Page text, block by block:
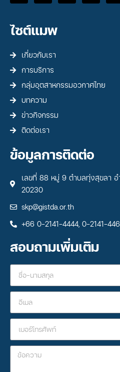
ไซต์แมพ
เกี่ยวกับเรา
การบริการ
กลุ่มอุตสาหกรรมอวกาศไทย
บทความ
ข่าวกิจกรรม
ติดต่อเรา
ข้อมูลการติดต่อ
เลขที่ 88 หมู่ 9 ตำบลทุ่งสุขลา อ
20230
skp@gistda.or.th
+66 0-2141-4444, 0-2141-
สอบถามเพิ่มเติม